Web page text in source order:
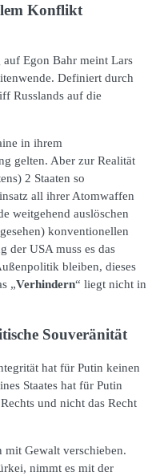
Konflikt
Egon Bahr meint Lars
Definiert durch
Russlands auf die
in ihrem
gelten. Aber zur Realität
2 Staaten so
all ihrer Atomwaffen
weitgehend auslöschen
konventionellen
der USA muss es das
bleiben, dieses
„Verhindern“ liegt nicht in
Souveränität
hat für Putin keinen
Staates hat für Putin
und nicht das Recht
mit Gewalt verschieben.
nimmt es mit der